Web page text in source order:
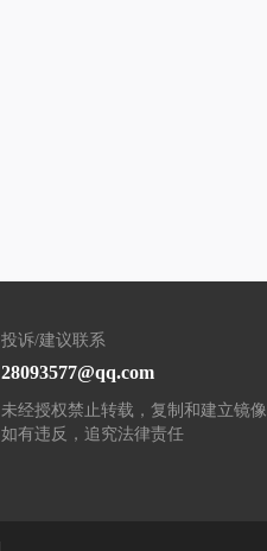
投诉/建议联系
28093577@qq.com
未经授权禁止转载，复制和建立镜像
如有违反，追究法律责任